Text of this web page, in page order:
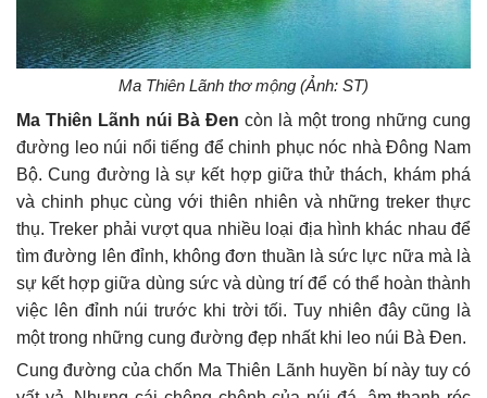
Ma Thiên Lãnh thơ mộng (Ảnh: ST)
Ma Thiên Lãnh núi Bà Đen còn là một trong những cung
đường leo núi nổi tiếng để chinh phục nóc nhà Đông Nam
Bộ. Cung đường là sự kết hợp giữa thử thách, khám phá
và chinh phục cùng với thiên nhiên và những treker thực
thụ. Treker phải vượt qua nhiều loại địa hình khác nhau để
tìm đường lên đỉnh, không đơn thuần là sức lực nữa mà là
sự kết hợp giữa dùng sức và dùng trí để có thể hoàn thành
việc lên đỉnh núi trước khi trời tối. Tuy nhiên đây cũng là
một trong những cung đường đẹp nhất khi leo núi Bà Đen.
Cung đường của chốn Ma Thiên Lãnh huyền bí này tuy có